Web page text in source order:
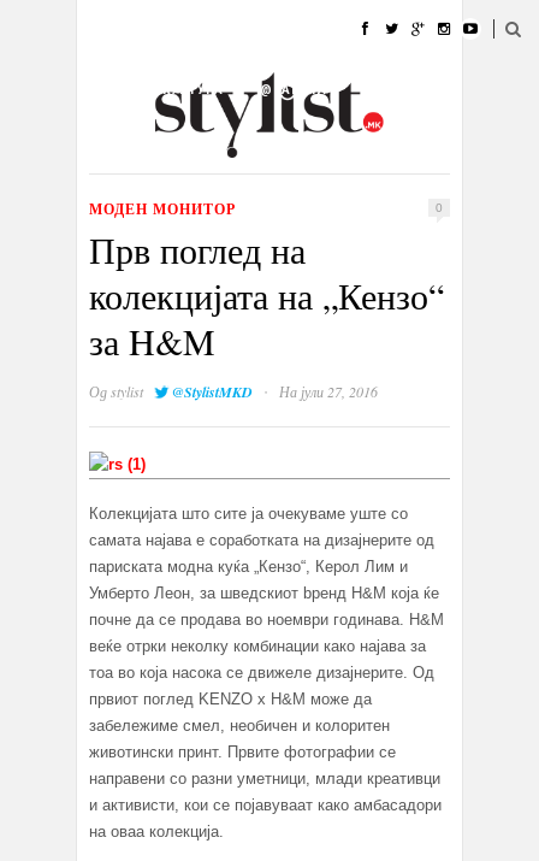
УБАВИНА
КУЛТУРА @РАБОТА
ИЗЛОГ
МОДЕН МОНИТОР 0
Прв поглед на
колекцијата на „Кензо“
за H&M
Одstylist @StylistMKD · На јули 27, 2016
Колекцијата што сите ја очекуваме уште со
самата најава е соработката на дизајнерите од
париската модна куќа „Кензо“, Керол Лим и
Умберто Леон, за шведскиот bренд H&M која ќе
почне да се продава во ноември годинава. H&M
веќе отрки неколку комбинации како најава за
тоа во која насока се движеле дизајнерите. Од
првиот поглед KENZO x H&M може да
забележиме смел, необичен и колоритен
животински принт. Првите фотографии се
направени со разни уметници, млади креативци
и активисти, кои се појавуваат како амбасадори
на оваа колекција.